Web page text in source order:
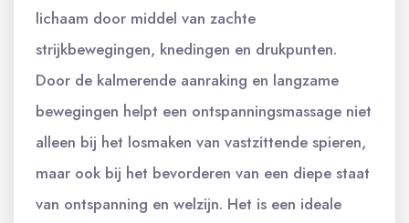
lichaam door middel van zachte
strijkbewegingen, knedingen en drukpunten.
Door de kalmerende aanraking en langzame
bewegingen helpt een ontspanningsmassage niet
alleen bij het losmaken van vastzittende spieren,
maar ook bij het bevorderen van een diepe staat
van ontspanning en welzijn. Het is een ideale